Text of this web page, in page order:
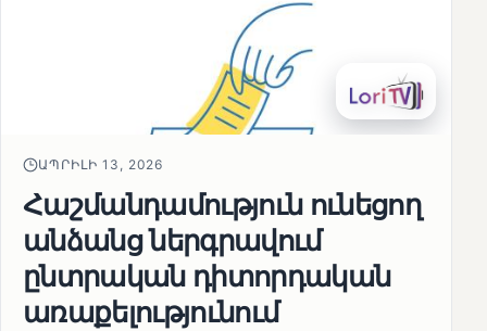
ԱՊՐԻԼԻ 13, 2026
Հաշմանդամություն ունեցող
անձանց ներգրավում
ընտրական դիտորդական
առաքելությունում